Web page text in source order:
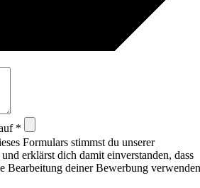
*
Formulars stimmst du unserer
erklärst dich damit einverstanden, dass
Bearbeitung deiner Bewerbung verwenden